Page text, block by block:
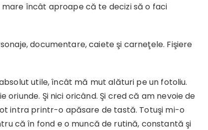
încât aproape că te decizi să o faci
documentare, caiete şi carneţele. Fişiere
utile, încât mă mut alături pe un fotoliu.
Şi nici oricând. Şi cred că am nevoie de
intra printr-o apăsare de tastă. Totuşi mi-o
că în fond e o muncă de rutină, constantă şi